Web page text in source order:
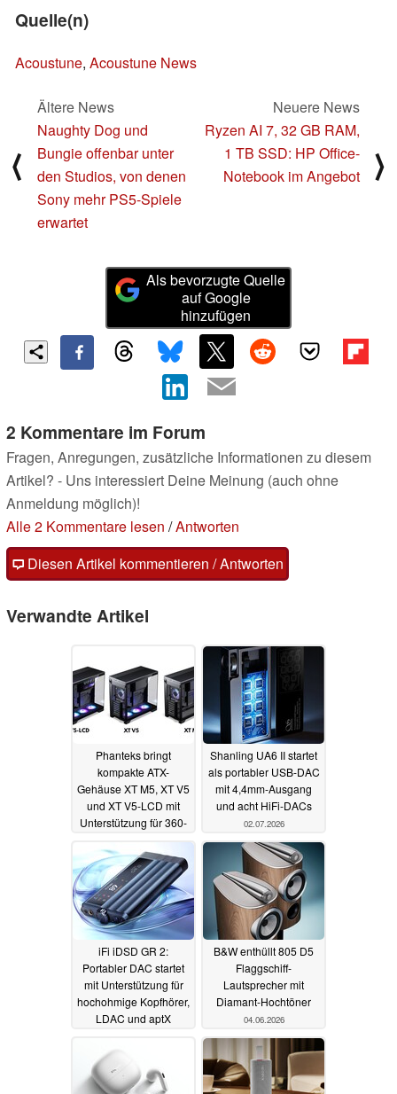
Quelle(n)
Acoustune, Acoustune News
⟨
Ältere News
Naughty Dog und
Bungie offenbar unter
den Studios, von denen
Sony mehr PS5-Spiele
erwartet
Neuere News
Ryzen AI 7, 32 GB RAM,
1 TB SSD: HP Office-
Notebook im Angebot
⟩
Als bevorzugte Quelle
auf Google
hinzufügen
2 Kommentare im Forum
Fragen, Anregungen, zusätzliche Informationen zu diesem
Artikel? - Uns interessiert Deine Meinung (auch ohne
Anmeldung möglich)!
Alle 2 Kommentare lesen /Antworten
Diesen Artikel kommentieren / Antworten
Verwandte Artikel
Phanteks bringt
kompakte ATX-
Gehäuse XT M5, XT V5
und XT V5-LCD mit
Unterstützung für 360-
mm-Radiatoren auf
den Markt23.07.2026
Shanling UA6 II startet
als portabler USB-DAC
mit 4,4mm-Ausgang
und acht HiFi-DACs
02.07.2026
iFi iDSD GR 2:
Portabler DAC startet
mit Unterstützung für
hochohmige Kopfhörer,
LDAC und aptX
B&W enthüllt 805 D5
Flaggschiff-
Lautsprecher mit
Diamant-Hochtöner
04.06.2026